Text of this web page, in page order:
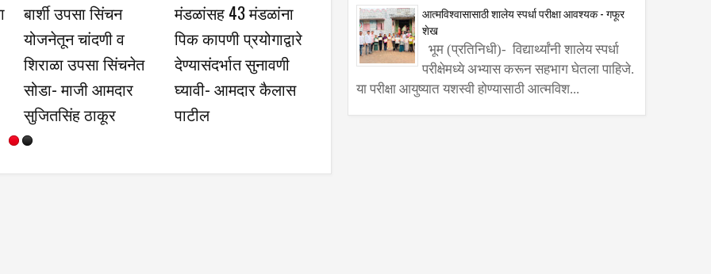
मॉडेल
मुख्य
चंद्र
मोबाईल व टीव्ही बंद,
अर्चनाताई पाटील यांच्या
नाविन्यपूर्ण उपक्रमास
पालकांचा प्रतिसाद
तुळजापूर ज्वारी व गहू या
पिकास उच्चांकी भाव
आत्मविश्वासासाठी शालेय स्पर्धा परीक्षा आवश्यक - गफूर
शेख
भूम (प्रतिनिधी)- विद्यार्थ्यांनी शालेय स्पर्धा
परीक्षेमध्ये अभ्यास करून सहभाग घेतला पाहिजे.
या परीक्षा आयुष्यात यशस्वी होण्यासाठी आत्मविश...